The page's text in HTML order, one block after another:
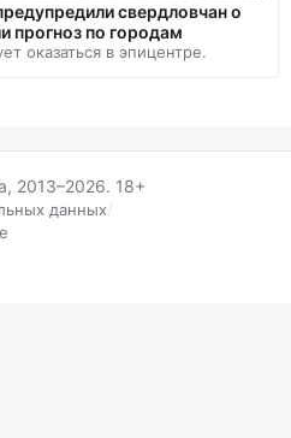
свердловчан о
прогноз по городам
оказаться в эпицентре.
2013–2026. 18+
данных/